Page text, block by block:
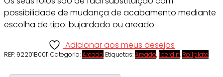
possibilidade de mudança de acabamento mediante
escolha de tipo: bujardado ou areado.
Adicionar aos meus desejos
REF: 92201B0011 Categoria:Areado Etiquetas:Areado, Iberdin, Rollplate